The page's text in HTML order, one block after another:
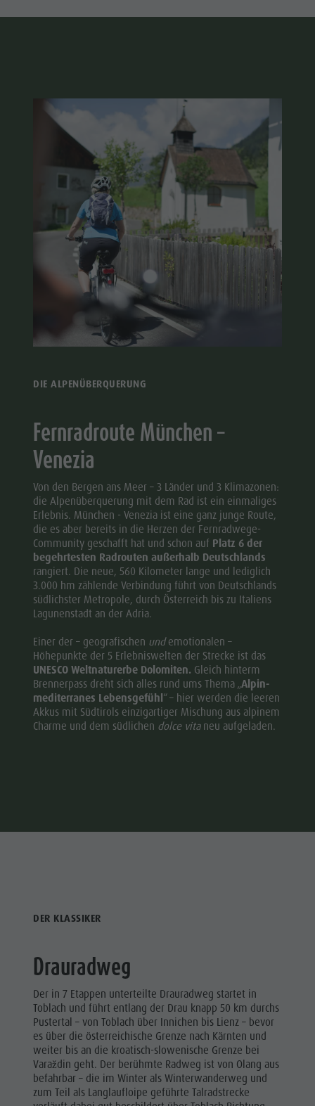
DIE ALPENÜBERQUERUNG
Fernradroute München –
Venezia
Von den Bergen ans Meer – 3 Länder und 3 Klimazonen:
die Alpenüberquerung mit dem Rad ist ein einmaliges
Erlebnis. München - Venezia ist eine ganz junge Route,
die es aber bereits in die Herzen der Fernradwege-
Community geschafft hat und schon auf Platz 6 der
begehrtesten Radrouten außerhalb Deutschlands
rangiert. Die neue, 560 Kilometer lange und lediglich
3.000 hm zählende Verbindung führt von Deutschlands
südlichster Metropole, durch Österreich bis zu Italiens
Lagunenstadt an der Adria.
Einer der – geografischen undemotionalen –
Höhepunkte der 5 Erlebniswelten der Strecke ist das
UNESCO Weltnaturerbe Dolomiten. Gleich hinterm
Brennerpass dreht sich alles rund ums Thema „Alpin-
mediterranes Lebensgefühl“ – hier werden die leeren
Akkus mit Südtirols einzigartiger Mischung aus alpinem
Charme und dem südlichen dolce vitaneu aufgeladen.
DER KLASSIKER
Drauradweg
Der in 7 Etappen unterteilte Drauradweg startet in
Toblach und führt entlang der Drau knapp 50 km durchs
Pustertal – von Toblach über Innichen bis Lienz – bevor
es über die österreichische Grenze nach Kärnten und
weiter bis an die kroatisch-slowenische Grenze bei
Varaždin geht. Der berühmte Radweg ist von Olang aus
befahrbar – die im Winter als Winterwanderweg und
zum Teil als Langlaufloipe geführte Talradstrecke